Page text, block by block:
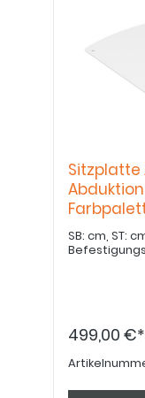
Sitzplatte
SB: cm, ST: cm Farbe: 4St.
499,00 €*